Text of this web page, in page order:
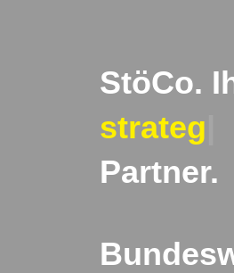
StöCo.
|
Partner.